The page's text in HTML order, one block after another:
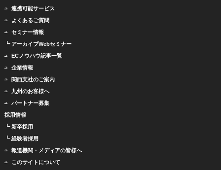
連携可能サービス
よくあるご質問
セミナー情報
┗ アーカイブWebセミナー
ECノウハウ記事一覧
企業情報
関西支社のご案内
九州のお客様へ
パートナー募集
採用情報
┗ 新卒採用
┗ 経験者採用
報道機関・メディアの皆様へ
このサイトについて